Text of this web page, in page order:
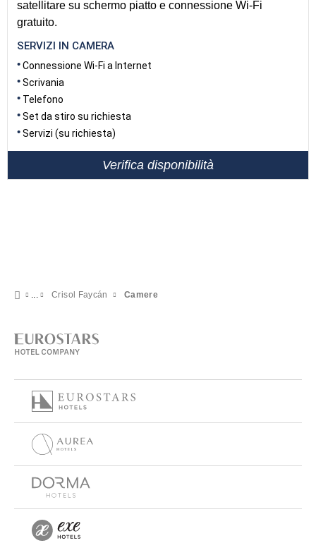
satellitare su schermo piatto e connessione Wi-Fi
gratuito.
SERVIZI IN CAMERA
Connessione Wi-Fi a Internet
Scrivania
Telefono
Set da stiro su richiesta
Servizi (su richiesta)
Verifica disponibilità
Crisol Faycán Camere